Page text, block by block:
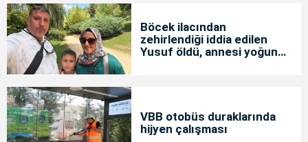
Böcek ilacından
zehirlendiği iddia edilen
Yusuf öldü, annesi yoğun
VBB otobüs duraklarında
hijyen çalışması